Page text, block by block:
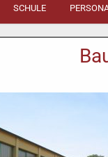
SCHULE